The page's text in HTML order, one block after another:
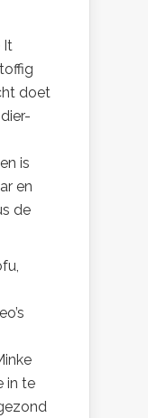
It
doet
is
en
de
in te